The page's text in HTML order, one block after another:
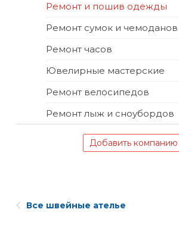
Ремонт и пошив одежды
Ремонт сумок и чемоданов
Ремонт часов
Ювелирные мастерские
Ремонт велосипедов
Ремонт лыж и сноубордов
Добавить компанию
Все швейные ателье